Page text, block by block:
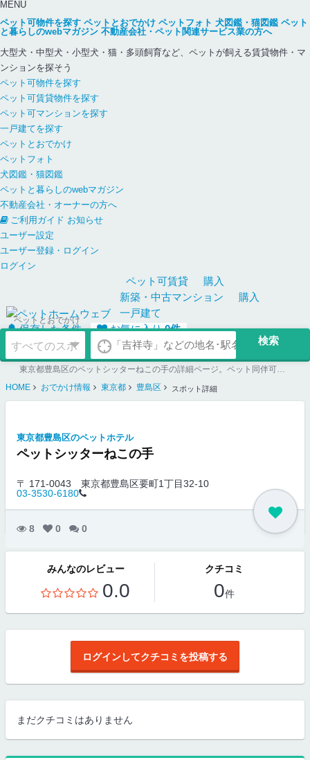
MENU
ペット可物件を探す ペットとおでかけ ペットフォト 犬図鑑・猫図鑑 ペット
と暮らしのwebマガジン 不動産会社・ペット関連サービス業の方へ
大型犬・中型犬・小型犬・猫・多頭飼育など、ペットが飼える賃貸物件・マ
ンションを探そう
ペット可物件を探す
ペット可賃貸物件を探す
ペット可マンションを探す
一戸建てを探す
ペットとおでかけ
ペットフォト
犬図鑑・猫図鑑
ペットと暮らしのwebマガジン
不動産会社・オーナーの方へ
ご利用ガイド お知らせ
ユーザー設定
ユーザー登録・ログイン
ログイン
ペット可賃貸
購入
新築・中古マンション
購入
一戸建て
保存した条件
お気に入り0件
ペットとおでかけ
東京都豊島区のペットシッターねこの手の詳細ページ。ペット同伴可のお店探しならペットホームウェブ。ペット可賃貸のお部屋探し、ペット可マンション購入のご検討時にもご利用ください。
HOME
おでかけ情報 東京都 豊島区 スポット詳細
東京都豊島区のペットホテル
ペットシッターねこの手
〒 171-0043
東京都豊島区要町1丁目32-10
03-3530-6180
8 0 0
みんなのレビュー
0.0
クチコミ
0件
ログインしてクチコミを投稿する
まだクチコミはありません